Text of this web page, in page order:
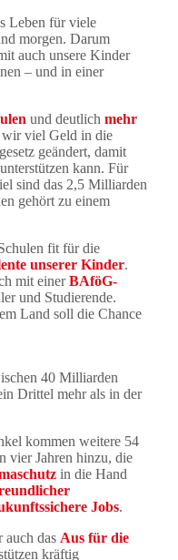
Leben für viele
morgen. Darum
auch unsere Kinder
– und in einer
und deutlich mehr
wir viel Geld in die
geändert, damit
kann. Für
sind das 2,5 Milliarden
gehört zu einem
fit für die
unserer Kinder.
mit einerBAföG-
und Studierende.
Land soll die Chance
40 Milliarden
Drittel mehr als in der
kommen weitere 54
vier Jahren hinzu, die
in die Hand
Jobs.
auch das Aus für die
kräftig